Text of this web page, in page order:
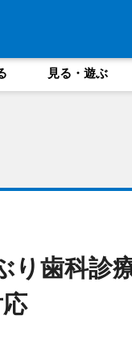
見る・遊ぶ
り歯科